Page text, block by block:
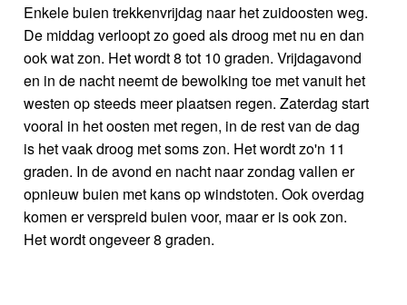
Enkele buien trekkenvrijdag naar het zuidoosten weg.
De middag verloopt zo goed als droog met nu en dan
ook wat zon. Het wordt 8 tot 10 graden. Vrijdagavond
en in de nacht neemt de bewolking toe met vanuit het
westen op steeds meer plaatsen regen. Zaterdag start
vooral in het oosten met regen, in de rest van de dag
is het vaak droog met soms zon. Het wordt zo'n 11
graden. In de avond en nacht naar zondag vallen er
opnieuw buien met kans op windstoten. Ook overdag
komen er verspreid buien voor, maar er is ook zon.
Het wordt ongeveer 8 graden.